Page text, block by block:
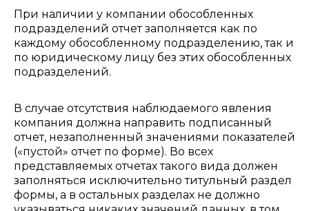
При наличии у компании обособленных
подразделений отчет заполняется как по
каждому обособленному подразделению, так и
по юридическому лицу без этих обособленных
подразделений.
В случае отсутствия наблюдаемого явления
компания должна направить подписанный
отчет, незаполненный значениями показателей
(«пустой» отчет по форме). Во всех
представляемых отчетах такого вида должен
заполняться исключительно титульный раздел
формы, а в остальных разделах не должно